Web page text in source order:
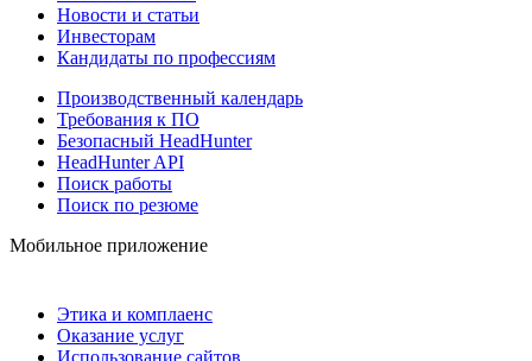
Новости и статьи
Инвесторам
Кандидаты по профессиям
Производственный календарь
Требования к ПО
Безопасный HeadHunter
HeadHunter API
Поиск работы
Поиск по резюме
Мобильное приложение
Этика и комплаенс
Оказание услуг
Использование сайтов